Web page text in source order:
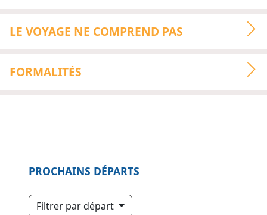
LE VOYAGE NE COMPREND PAS
FORMALITÉS
PROCHAINS DÉPARTS
Filtrer par départ